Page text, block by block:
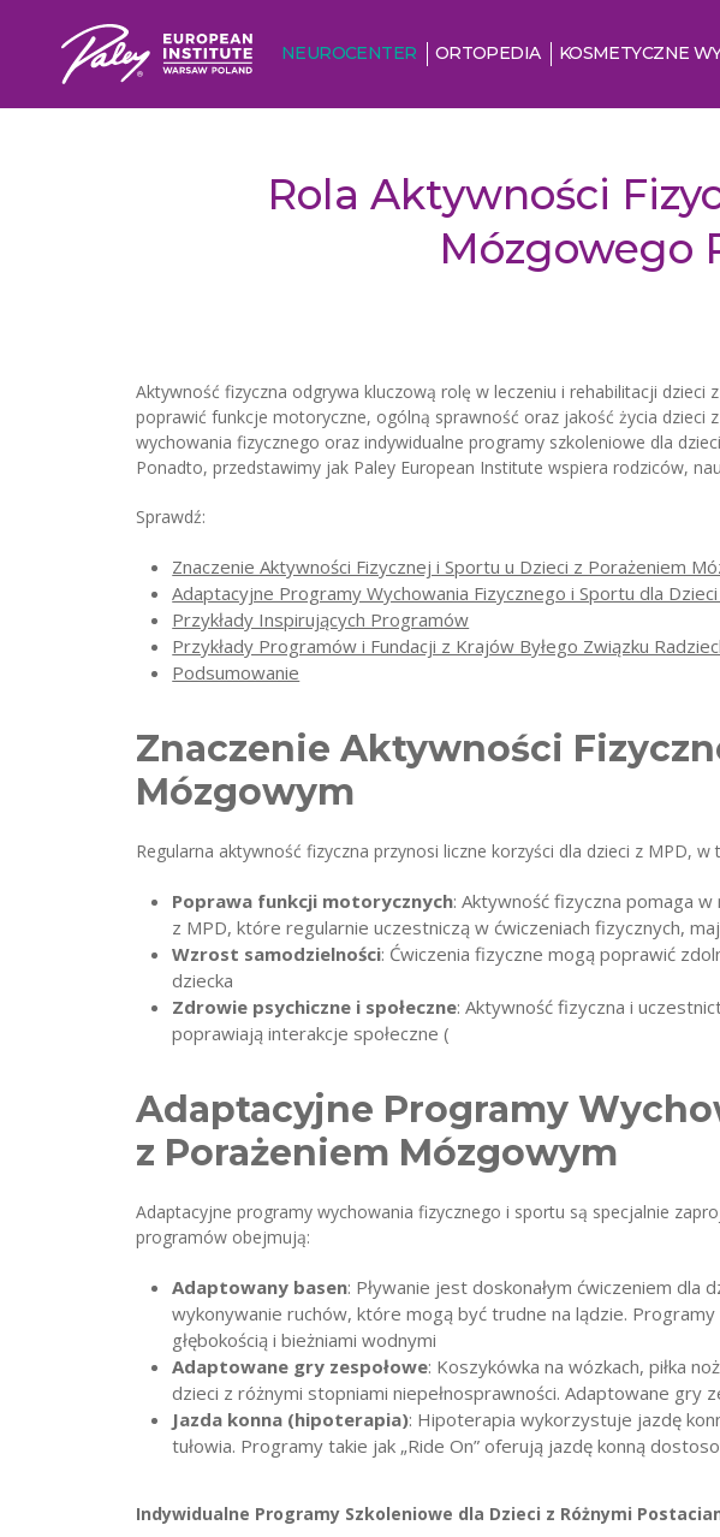
NEUROCENTER ORTOPEDIA KOSMETYCZNE
Rola Aktywności
Mózgowego
Aktywność fizyczna odgrywa kluczową rolę w leczeniu i rehabilitacji
poprawić funkcje motoryczne, ogólną sprawność oraz jakość życia
wychowania fizycznego oraz indywidualne programy szkoleniowe dla
Ponadto, przedstawimy jak Paley European Institute wspiera rodziców,
Sprawdź:
Znaczenie Aktywności Fizycznej i Sportu u Dzieci z Porażeniem
Adaptacyjne Programy Wychowania Fizycznego i Sportu dla
Przykłady Inspirujących Programów
Przykłady Programów i Fundacji z Krajów Byłego Związku
Podsumowanie
Znaczenie Aktywności
Mózgowym
Regularna aktywność fizyczna przynosi liczne korzyści dla dzieci z MPD, w
Poprawa funkcji motorycznych: Aktywność fizyczna pomaga
z MPD, które regularnie uczestniczą w ćwiczeniach fizycznych,
Wzrost samodzielności: Ćwiczenia fizyczne mogą poprawić
dziecka
Zdrowie psychiczne i społeczne: Aktywność fizyczna i
poprawiają interakcje społeczne (
Adaptacyjne Programy
z Porażeniem Mózgowym
Adaptacyjne programy wychowania fizycznego i sportu są specjalnie
programów obejmują:
Adaptowany basen: Pływanie jest doskonałym ćwiczeniem dla
wykonywanie ruchów, które mogą być trudne na lądzie.
głębokością i bieżniami wodnymi
Adaptowane gry zespołowe: Koszykówka na wózkach, piłka
dzieci z różnymi stopniami niepełnosprawności. Adaptowane gry
Jazda konna (hipoterapia): Hipoterapia wykorzystuje jazdę
tułowia. Programy takie jak „Ride On” oferują jazdę konną
Indywidualne Programy Szkoleniowe dla Dzieci z Różnymi